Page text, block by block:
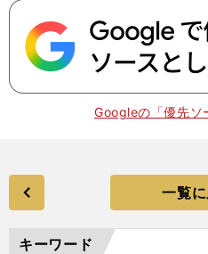
Googleの「優先ソ
一覧
キーワード